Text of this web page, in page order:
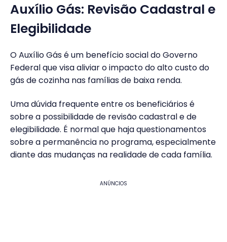
Auxílio Gás: Revisão Cadastral e
Elegibilidade
O Auxílio Gás é um benefício social do Governo
Federal que visa aliviar o impacto do alto custo do
gás de cozinha nas famílias de baixa renda.
Uma dúvida frequente entre os beneficiários é
sobre a possibilidade de revisão cadastral e de
elegibilidade. É normal que haja questionamentos
sobre a permanência no programa, especialmente
diante das mudanças na realidade de cada família.
ANÚNCIOS